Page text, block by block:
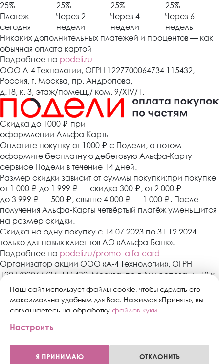
Наш сайт использует файлы cookie, чтобы сделать его
максимально удобным для Вас. Нажимая «Принять», вы
соглашаетесь на обработку файлов куки
Настроить
Я ПРИНИМАЮ ОТКЛОНИТЬ
25%
Платеж
сегодня
25%
Через 2
недели
25%
Через 4
недели
25%
Через 6
недель
Никаких дополнительных платежей и процентов — как
обычная оплата картой
Подробнее на podeli.ru
ООО А-4 Технологии, ОГРН 1227700064734 115432,
Россия, г. Москва, пр. Андропова,
д.18, к. 3, этаж/помещ./ ком. 9/XIV/1.
Cкидка до 1000 ₽ при
оформлении Альфа-Карты
Оплатите покупку от 1000 ₽ с Подели, а потом
оформите бесплатную дебетовую Альфа-Карту
сервисе Подели в течение 14 дней.
Размер скидки зависит от суммы покупки:при покупке
от 1 000 ₽ до 1 999 ₽ — скидка 300 ₽ , от 2 000 ₽
до 3 999 ₽ — 500 ₽ , свыше 4 000 ₽ — 1 000 ₽. После
получения Альфа-Карты четвёртый платёж уменьшится
на размер скидки.
Скидка на одну покупку с 14.07.2023 по 31.12.2024
только для новых клиентов АО «Альфа-Банк».
Подробнее на podeli.ru/promo_alfa-card
Организатор акции ООО «А-4 Технологии», ОГРН
1227700064734, 115432, Москва, пр-т Андропова, д. 18 к.
3, эт./пом./ком. 9/XIV/1. АО «Альфа-Банк»,
Генеральная лицензия банка России № 1326 от 16
января 2015 г. Скидка предоставляется один раз в
оформлении Альфа-Карты в сервисе «Подели» в
ранее договорных отношений с АО «Альфа-Банк».